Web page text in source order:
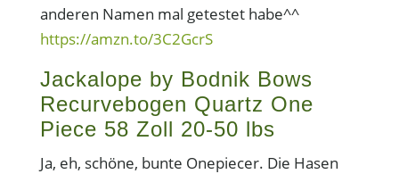
anderen Namen mal getestet habe^^
https://amzn.to/3C2GcrS
Jackalope by Bodnik Bows
Recurvebogen Quartz One
Piece 58 Zoll 20-50 lbs
Ja, eh, schöne, bunte Onepiecer. Die Hasen